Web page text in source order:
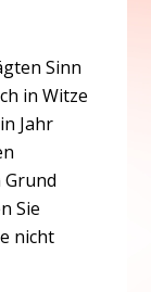
Sinn
in Witze
Jahr
Sie
nicht